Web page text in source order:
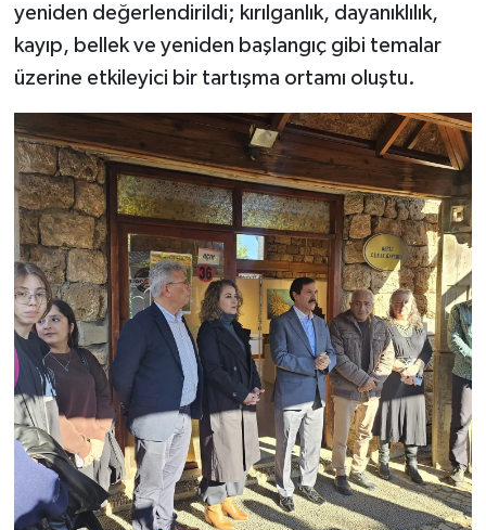
yeniden değerlendirildi; kırılganlık, dayanıklılık,
kayıp, bellek ve yeniden başlangıç gibi temalar
üzerine etkileyici bir tartışma ortamı oluştu.